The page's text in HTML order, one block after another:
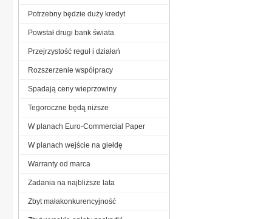
Potrzebny będzie duży kredyt
Powstał drugi bank świata
Przejrzystość reguł i działań
Rozszerzenie współpracy
Spadają ceny wieprzowiny
Tegoroczne będą niższe
W planach Euro-Commercial Paper
W planach wejście na giełdę
Warranty od marca
Zadania na najbliższe lata
Zbyt małakonkurencyjność